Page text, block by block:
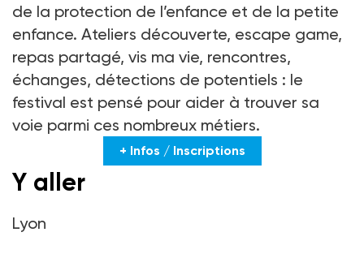
de la protection de l’enfance et de la petite
enfance. Ateliers découverte, escape game,
repas partagé, vis ma vie, rencontres,
échanges, détections de potentiels : le
festival est pensé pour aider à trouver sa
voie parmi ces nombreux métiers.
+ Infos / Inscriptions
Y aller
Lyon